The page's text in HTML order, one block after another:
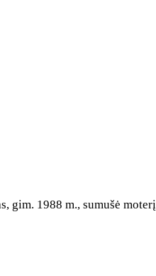
gim. 1988 m., sumušė